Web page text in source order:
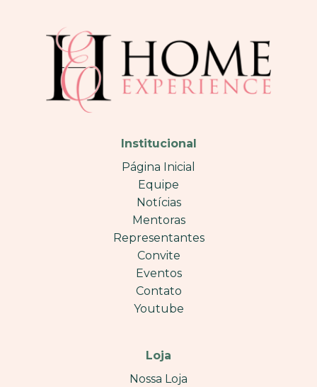
Institucional
Página Inicial
Equipe
Notícias
Mentoras
Representantes
Convite
Eventos
Contato
Youtube
Loja
Nossa Loja